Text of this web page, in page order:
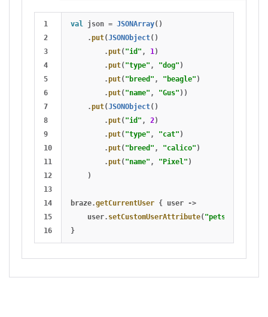
1
2
3
4
5
6
7
8
9
10
11
12
13
14
15
val json = JSONArray()
.put(JSONObject()
.put( "id" , 1)
.put( "type" , "dog" )
.put( "breed" , "beagle" )
.put( "name" , "Gus" ))
.put(JSONObject()
.put( "id" , 2)
.put( "type" , "cat" )
.put( "breed" , "calico" )
.put( "name" , "Pixel" )
)
braze.getCurrentUser { user ->
user. setCustomUserAttribute( "pets"
}